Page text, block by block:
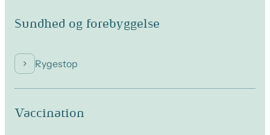
Sundhed og forebyggelse
Rygestop
Vaccination